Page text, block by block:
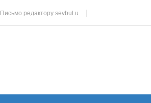
Письмо редактору sevbut.u